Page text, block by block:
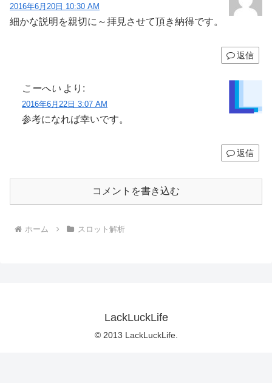
2016年6月20日 10:30 AM
細かな説明を親切に～拝見させて頂き納得です。
返信
こーへい より:
2016年6月22日 3:07 AM
参考になれば幸いです。
返信
コメントを書き込む
ホーム スロット解析
LackLuckLife
© 2013 LackLuckLife.